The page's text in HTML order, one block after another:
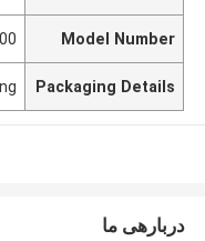
Model Number
6000series
Packaging Details
دربارهی ما